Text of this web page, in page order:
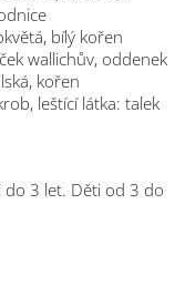
bílý kořen
wallichův, oddenek
kořen
leštící látka: talek
3 let. Děti od 3 do